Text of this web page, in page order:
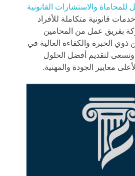
للمحاماة والاستشارات القانونية
قانونية متكاملة للأفراد
بفريق عمل من المحامين
ذوي الخبرة والكفاءة العالية في
لتقديم أفضل الحلول
معايير الجودة والمهنية.